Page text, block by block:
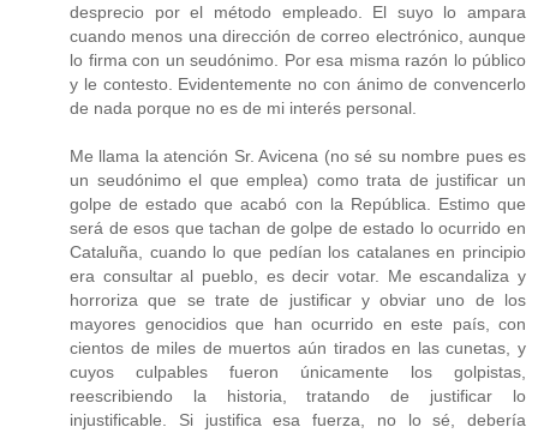
desprecio por el método empleado. El suyo lo ampara
cuando menos una dirección de correo electrónico, aunque
lo firma con un seudónimo. Por esa misma razón lo público
y le contesto. Evidentemente no con ánimo de convencerlo
de nada porque no es de mi interés personal.
Me llama la atención Sr. Avicena (no sé su nombre pues es
un seudónimo el que emplea) como trata de justificar un
golpe de estado que acabó con la República. Estimo que
será de esos que tachan de golpe de estado lo ocurrido en
Cataluña, cuando lo que pedían los catalanes en principio
era consultar al pueblo, es decir votar. Me escandaliza y
horroriza que se trate de justificar y obviar uno de los
mayores genocidios que han ocurrido en este país, con
cientos de miles de muertos aún tirados en las cunetas, y
cuyos culpables fueron únicamente los golpistas,
reescribiendo la historia, tratando de justificar lo
injustificable. Si justifica esa fuerza, no lo sé, debería